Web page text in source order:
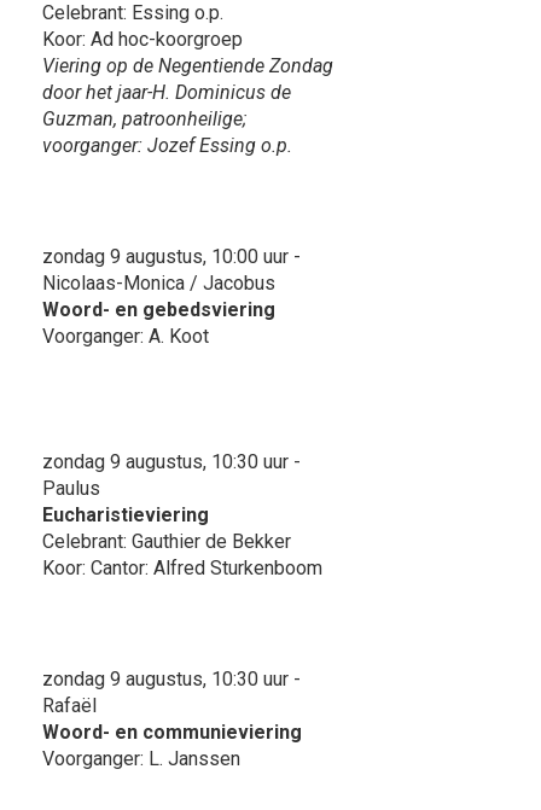
Celebrant: Essing o.p.
Koor: Ad hoc-koorgroep
Viering op de Negentiende Zondag
door het jaar-H. Dominicus de
Guzman, patroonheilige;
voorganger: Jozef Essing o.p.
zondag 9 augustus, 10:00 uur -
Nicolaas-Monica / Jacobus
Woord- en gebedsviering
Voorganger: A. Koot
zondag 9 augustus, 10:30 uur -
Paulus
Eucharistieviering
Celebrant: Gauthier de Bekker
Koor: Cantor: Alfred Sturkenboom
zondag 9 augustus, 10:30 uur -
Rafaël
Woord- en communieviering
Voorganger: L. Janssen